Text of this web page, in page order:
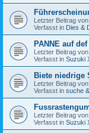
Letzter Beitrag von
Verfasst in Dies &
PANNE auf
Letzter Beitrag von
Verfasst in Suzuki
Biete niedrige
Letzter Beitrag von
Verfasst in suche
Letzter Beitrag von
Verfasst in Suzuki